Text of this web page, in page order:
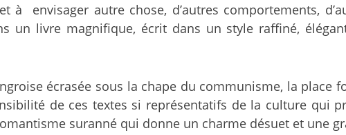
à envisager autre chose, d’autres comportements,
un livre magnifique, écrit dans un style raffiné,
écrasée sous la chape du communisme, la place
de ces textes si représentatifs de la culture qui
suranné qui donne un charme désuet et une